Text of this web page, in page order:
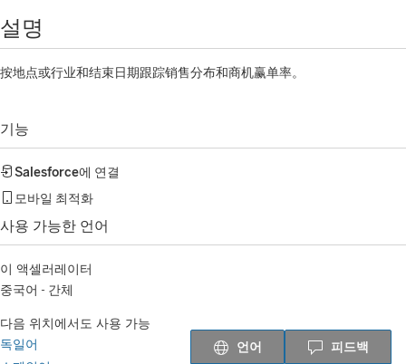
설명
按地点或行业和结束日期跟踪销售分布和商机赢单率。
기능
Salesforce에 연결
모바일 최적화
사용 가능한 언어
이 액셀러레이터
중국어 - 간체
다음 위치에서도 사용 가능
독일어
언어 피드백